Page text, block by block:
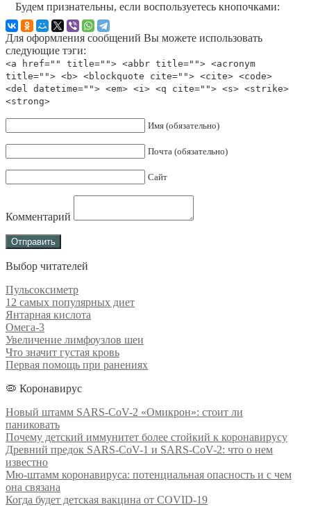
Будем признательны, если воспользуетесь кнопочками:
Для оформления сообщений Вы можете использовать
следующие тэги:
<a href="" title=""> <abbr title=""> <acronym
title=""> <b> <blockquote cite=""> <cite> <code>
<del datetime=""> <em> <i> <q cite=""> <s> <strike>
<strong>
Имя (обязательно)
Почта (обязательно)
Сайт
Комментарий
Выбор читателей
Пульсоксиметр
12 самых популярных диет
Янтарная кислота
Омега-3
Увеличение лимфоузлов шеи
Что значит густая кровь
Первая помощь при ранениях
🦠 Коронавирус
Новый штамм SARS-CoV-2 «Омикрон»: стоит ли
паниковать
Почему детский иммунитет более стойкий к коронавирусу
Древний предок SARS-CoV-1 и SARS-CoV-2: что о нем
известно
Мю-штамм коронавируса: потенциальная опасность и с чем
она связана
Когда будет детская вакцина от COVID-19